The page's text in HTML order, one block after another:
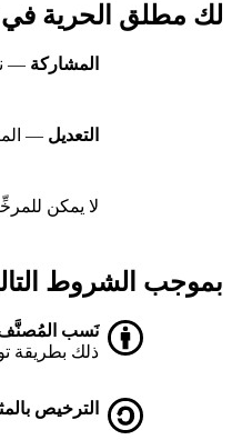
لك مطلق الحرية
المشاركة —
التعديل —
لا يمكن
بموجب الشروط
نَسب
ذلك بطريقة
الترخيص